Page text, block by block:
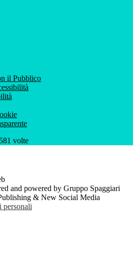
il Pubblico
581 volte
and powered by Gruppo Spaggiari
& New Social Media
personali